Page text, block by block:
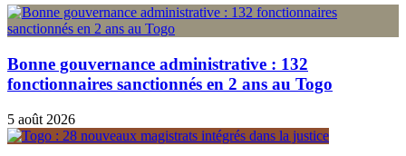
Bonne gouvernance administrative : 132
fonctionnaires sanctionnés en 2 ans au Togo
5 août 2026